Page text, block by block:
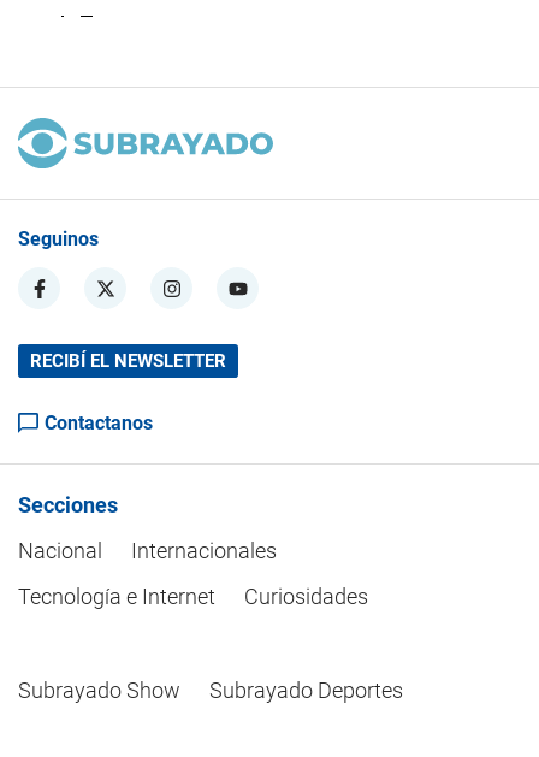
Seguinos
RECIBÍ EL NEWSLETTER
Contactanos
Secciones
Nacional
Internacionales
Tecnología e Internet
Curiosidades
Subrayado Show Subrayado Deportes